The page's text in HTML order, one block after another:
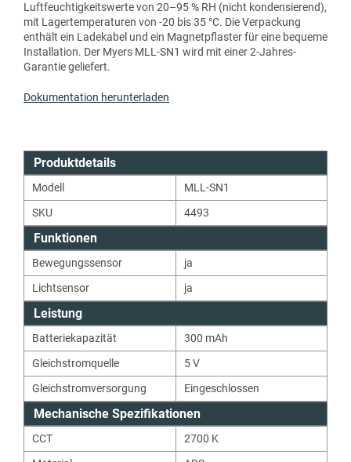
Luftfeuchtigkeitswerte von 20–95 % RH (nicht kondensierend),
mit Lagertemperaturen von -20 bis 35 °C. Die Verpackung
enthält ein Ladekabel und ein Magnetpflaster für eine bequeme
Installation. Der Myers MLL-SN1 wird mit einer 2-Jahres-
Garantie geliefert.
Dokumentation herunterladen
Produktdetails
Modell
MLL-SN1
SKU
4493
Funktionen
Bewegungssensor
ja
Lichtsensor
ja
Leistung
Batteriekapazität 300 mAh
Gleichstromquelle
5V
Gleichstromversorgung
Eingeschlossen
Mechanische Spezifikationen
CCT 2700 K